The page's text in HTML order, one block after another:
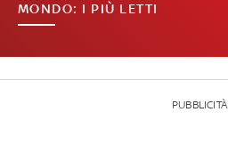
MONDO: I PIÙ LETTI
PUBBLICITÀ